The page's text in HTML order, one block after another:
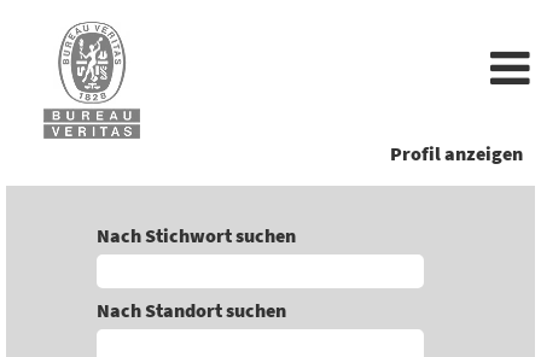
Profil anzeigen
Nach Stichwort suchen
Nach Standort suchen